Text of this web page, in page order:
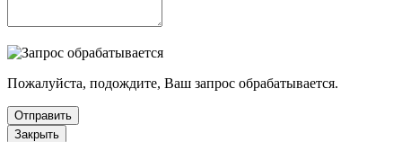
Пожалуйста, подождите, Ваш запрос обрабатывается.
Отправить
Закрыть